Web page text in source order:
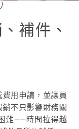
補件、
用申請，並讓員
不只影響財務關
難——時間拉得越